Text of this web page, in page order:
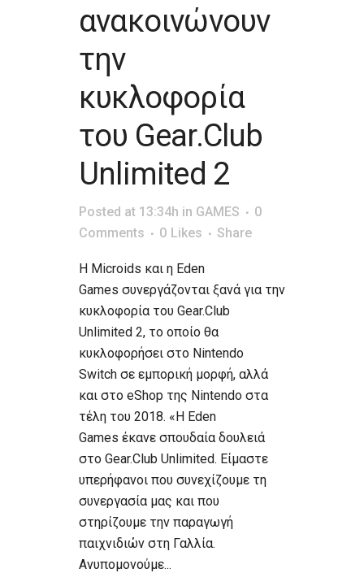
ανακοινώνουν
την
κυκλοφορία
του Gear.Club
Unlimited 2
Posted at 13:34h in GAMES
0
Comments
0 Likes Share
Η Microids και η Eden
Games συνεργάζονται ξανά για την
κυκλοφορία του Gear.Club
Unlimited 2, το οποίο θα
κυκλοφορήσει στο Nintendo
Switch σε εμπορική μορφή, αλλά
και στο eShop της Nintendo στα
τέλη του 2018. «Η Eden
Games έκανε σπουδαία δουλειά
στο Gear.Club Unlimited. Είμαστε
υπερήφανοι που συνεχίζουμε τη
συνεργασία μας και που
στηρίζουμε την παραγωγή
παιχνιδιών στη Γαλλία.
Ανυπομονούμε...